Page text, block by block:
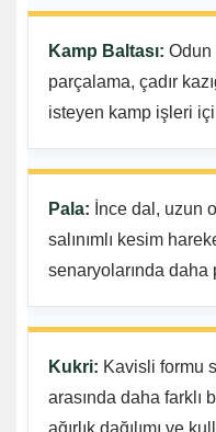
Kamp Baltası: Odun
parçalama, çadır
isteyen kamp işleri
Pala: İnce dal, uzun
salınımlı kesim
senaryolarında daha
Kukri: Kavisli formu
arasında daha farklı
ağırlık dağılımı ve